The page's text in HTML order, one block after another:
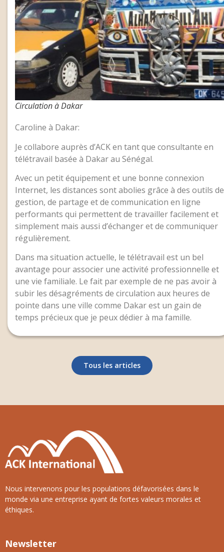
Circulation à Dakar
Caroline à Dakar:
Je collabore auprès d’ACK en tant que consultante en
télétravail basée à Dakar au Sénégal.
Avec un petit équipement et une bonne connexion
Internet, les distances sont abolies grâce à des outils de
gestion, de partage et de communication en ligne
performants qui permettent de travailler facilement et
simplement mais aussi d’échanger et de communiquer
régulièrement.
Dans ma situation actuelle, le télétravail est un bel
avantage pour associer une activité professionnelle et
une vie familiale. Le fait par exemple de ne pas avoir à
subir les désagréments de circulation aux heures de
pointe dans une ville comme Dakar est un gain de
temps précieux que je peux dédier à ma famille.
Tous les articles
Nous intervenons pour les populations défavorisées dans le
monde via une entreprise ayant de fortes valeurs morales et
éthiques.
Newsletter